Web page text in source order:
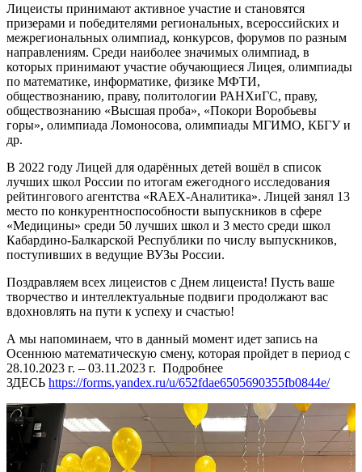
Лицеисты принимают активное участие и становятся
призерами и победителями региональных, всероссийских и
межрегиональных олимпиад, конкурсов, форумов по разным
направлениям. Среди наиболее значимых олимпиад, в
которых принимают участие обучающиеся Лицея, олимпиады
по математике, информатике, физике МФТИ,
обществознанию, праву, политологии РАНХиГС, праву,
обществознанию «Высшая проба», «Покори Воробьевы
горы», олимпиада Ломоносова, олимпиады МГИМО, КБГУ и
др.
В 2022 году Лицей для одарённых детей вошёл в список
лучших школ России по итогам ежегодного исследования
рейтингового агентства «RAEX-Аналитика». Лицей занял 13
место по конкурентноспособности выпускников в сфере
«Медицины» среди 50 лучших школ и 3 место среди школ
Кабардино-Балкарской Республики по числу выпускников,
поступивших в ведущие ВУЗы России.
Поздравляем всех лицеистов с Днем лицеиста! Пусть ваше
творчество и интеллектуальные подвиги продолжают вас
вдохновлять на пути к успеху и счастью!
А мы напоминаем, что в данный момент идет запись на
Осеннюю математическую смену, которая пройдет в период с
28.10.2023 г. – 03.11.2023 г. Подробнее
ЗДЕСЬ https://forms.yandex.ru/u/652fdae6505690355fb0844e/